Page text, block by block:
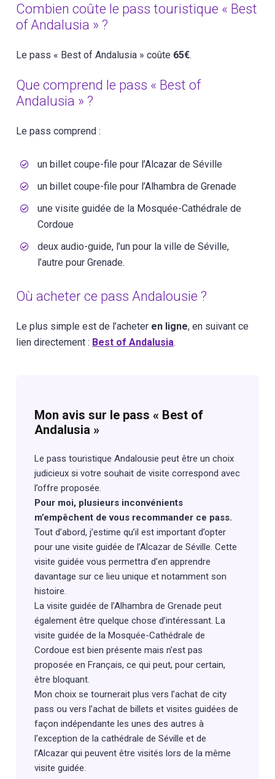
Combien coûte le pass touristique « Best
of Andalusia » ?
Le pass « Best of Andalusia » coûte 65€.
Que comprend le pass « Best of
Andalusia » ?
Le pass comprend :
un billet coupe-file pour l’Alcazar de Séville
un billet coupe-file pour l’Alhambra de Grenade
une visite guidée de la Mosquée-Cathédrale de
Cordoue
deux audio-guide, l’un pour la ville de Séville,
l’autre pour Grenade.
Où acheter ce pass Andalousie ?
Le plus simple est de l’acheter en ligne, en suivant ce
lien directement : Best of Andalusia.
Mon avis sur le pass « Best of
Andalusia »
Le pass touristique Andalousie peut être un choix
judicieux si votre souhait de visite correspond avec
l’offre proposée.
Pour moi, plusieurs inconvénients
m’empêchent de vous recommander ce pass.
Tout d’abord, j’estime qu’il est important d’opter
pour une visite guidée de l’Alcazar de Séville. Cette
visite guidée vous permettra d’en apprendre
davantage sur ce lieu unique et notamment son
histoire.
La visite guidée de l’Alhambra de Grenade peut
également être quelque chose d’intéressant. La
visite guidée de la Mosquée-Cathédrale de
Cordoue est bien présente mais n’est pas
proposée en Français, ce qui peut, pour certain,
être bloquant.
Mon choix se tournerait plus vers l’achat de city
pass ou vers l’achat de billets et visites guidées de
façon indépendante les unes des autres à
l’exception de la cathédrale de Séville et de
l’Alcazar qui peuvent être visités lors de la même
visite guidée.